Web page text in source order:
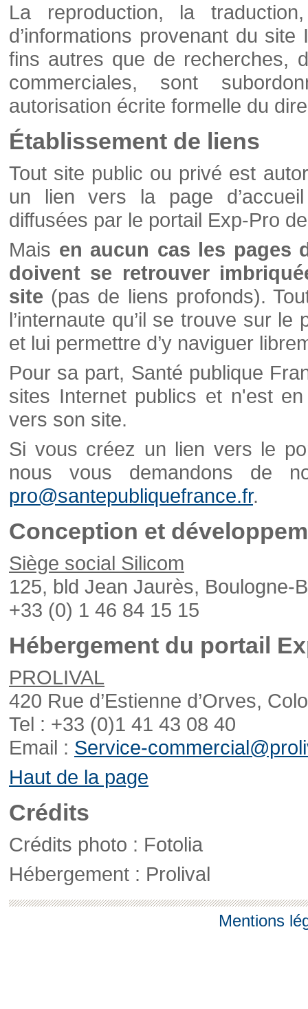
La reproduction, la
d’informations provenant du
fins autres que de recherches,
commerciales, sont
autorisation écrite formelle du
Établissement de liens
Tout site public ou privé est
un lien vers la page
diffusées par le portail Exp-Pro
Mais en aucun cas les pages
doivent se retrouver
site (pas de liens profonds).
l’internaute qu’il se trouve sur
et lui permettre d’y naviguer
Pour sa part, Santé publique
sites Internet publics et n'est
vers son site.
Si vous créez un lien vers le
nous vous demandons de
pro@santepubliquefrance.fr.
Conception et
Siège social Silicom
125, bld Jean Jaurès, Boulogne-
+33 (0) 1 46 84 15 15
Hébergement du portail
PROLIVAL
420 Rue d’Estienne d’Orves,
Tel : +33 (0)1 41 43 08 40
Email : Service-
Haut de la page
Crédits
Crédits photo : Fotolia
Hébergement : Prolival
Mentions